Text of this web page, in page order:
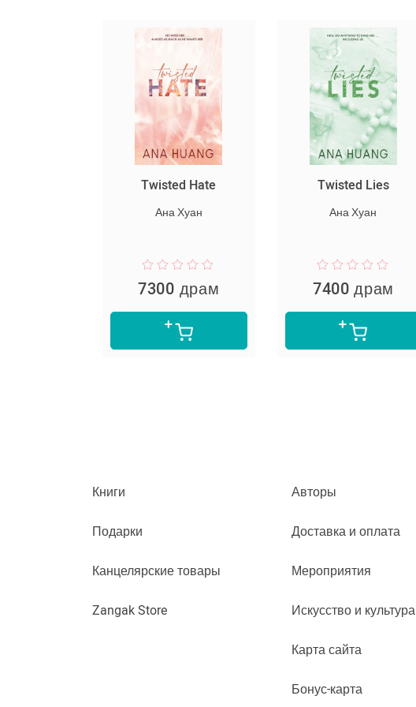
Twisted Hate
Ана Хуан
7300 драм
Twisted Lies
Ана Хуан
7400 драм
Книги
Подарки
Канцелярские товары
Zangak Store
Авторы
Доставка и оплата
Мероприятия
Искусство и культура
Карта сайта
Бонус-карта